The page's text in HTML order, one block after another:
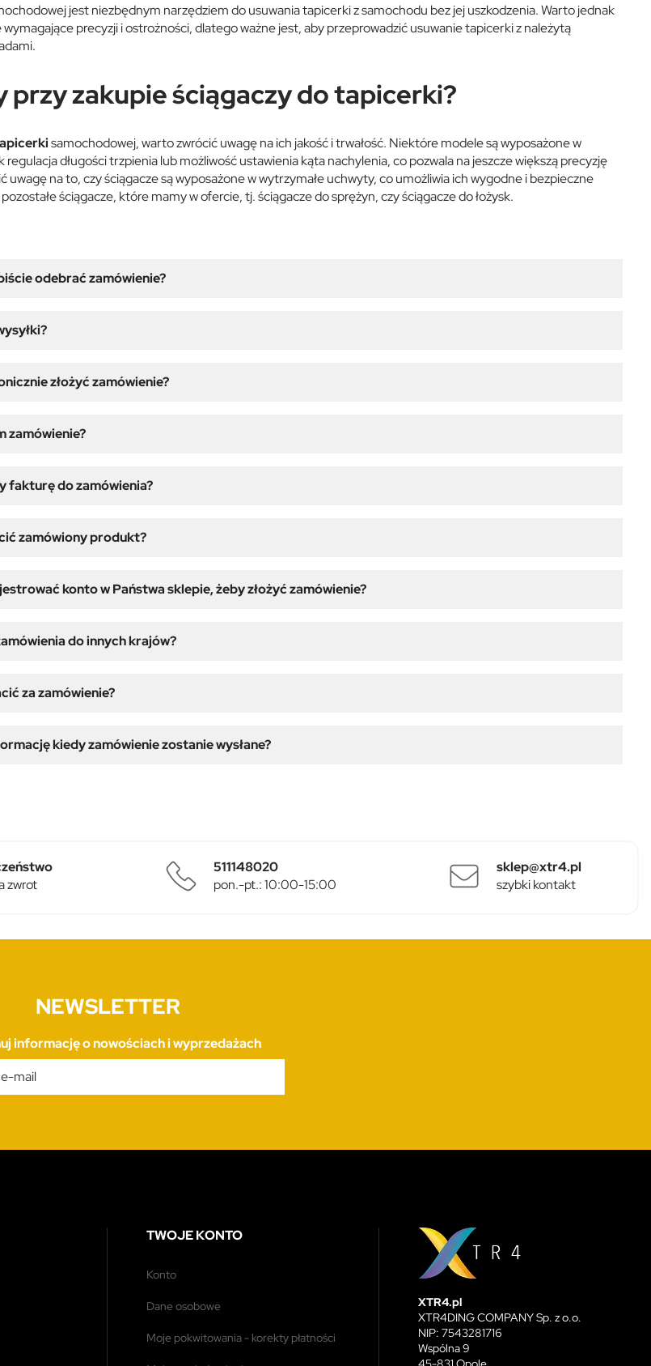
jest niezbędnym narzędziem do usuwania tapicerki z samochodu bez jej uszkodzenia. Warto jednak
precyzji i ostrożności, dlatego ważne jest, aby przeprowadzić usuwanie tapicerki z należytą
przy zakupie ściągaczy do tapicerki?
samochodowej, warto zwrócić uwagę na ich jakość i trwałość. Niektóre modele są wyposażone w
długości trzpienia lub możliwość ustawienia kąta nachylenia, co pozwala na jeszcze większą precyzję
uwagę na to, czy ściągacze są wyposażone w wytrzymałe uchwyty, co umożliwia ich wygodne i bezpieczne
ściągacze, które mamy w ofercie, tj.ściągacze do sprężyn, czyściągacze do łożysk.
odebrać zamówienie?
złożyć zamówienie?
zamówienie?
fakturę do zamówienia?
zamówiony produkt?
konto w Państwa sklepie, żeby złożyć zamówienie?
do innych krajów?
za zamówienie?
kiedy zamówienie zostanie wysłane?
zwrot
511148020
pon.-pt.: 10:00-15:00
sklep@xtr4.pl
szybki kontakt
NEWSLETTER
informację o nowościach i wyprzedażach
TWOJE KONTO
konto
dane osobowe
moje pokwitowania - korekty płatności
XTR4.pl
XTR4DING COMPANY Sp. z o.o.
NIP: 7543281716
Wspólna 9